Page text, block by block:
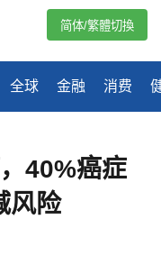
全球 金融 消费
简体/繁體切換
40%癌症
风险